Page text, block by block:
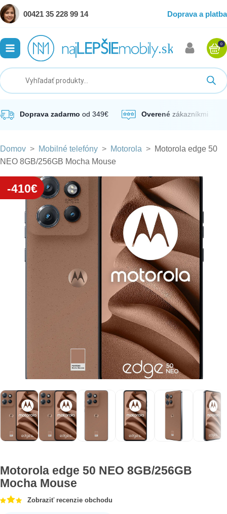
00421 35 228 99 14 Doprava a platba
0
Doprava zadarmo od 349€ Overené zákazníkmi
Domov > Mobilné telefóny > Motorola > Motorola edge 50
NEO 8GB/256GB Mocha Mouse
-410€
Motorola edge 50 NEO 8GB/256GB
Mocha Mouse
Zobraziť recenzie obchodu